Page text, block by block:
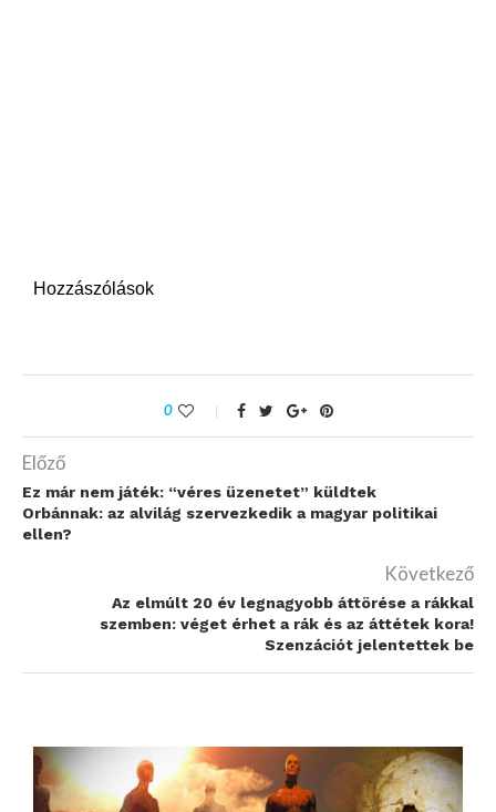
Hozzászólások
0
Előző
Ez már nem játék: “véres üzenetet” küldtek
Orbánnak: az alvilág szervezkedik a magyar politikai
ellen?
Következő
Az elmúlt 20 év legnagyobb áttörése a rákkal
szemben: véget érhet a rák és az áttétek kora!
Szenzációt jelentettek be